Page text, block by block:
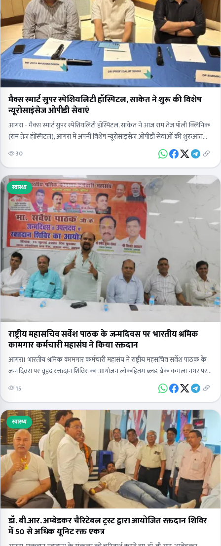
मैक्स स्मार्ट सुपर स्पेशियलिटी हॉस्पिटल, साकेत ने शुरू की विशेष
न्यूरोसाइंसेज ओपीडी सेवाएं
आगरा - मैक्स स्मार्ट सुपर स्पेशियलिटी हॉस्पिटल, साकेत ने आज राम तेज पॉली क्लिनिक
(राम तेज हॉस्पिटल), आगरा में अपनी विशेष न्यूरोसाइंसेज ओपीडी सेवाओं की शुरुआत
30
स्वास्थ्य
राष्ट्रीय महासचिव सर्वेश पाठक के जन्मदिवस पर भारतीय श्रमिक
कामगार कर्मचारी महासंघ ने किया रक्तदान
आगरा। भारतीय श्रमिक कामगार कर्मचारी महासंघ ने राष्ट्रीय महसचिव सर्वेश पाठक के
जन्मदिवस पर वृहद रक्तदान शिविर का आयोजन लोकहितम ब्लड बैंक कमला नगर पर
आयोजित किया। जिसमें…
15
स्वास्थ्य
डॉ. बी.आर. अम्बेडकर चैरिटेबल ट्रस्ट द्वारा आयोजित रक्तदान शिविर
में 50 से अधिक यूनिट रक्त एकत्र